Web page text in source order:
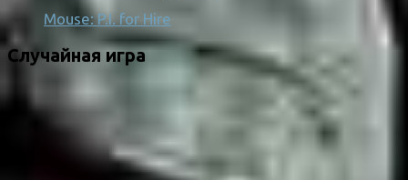
Mouse: P.I. for Hire
Случайная игра